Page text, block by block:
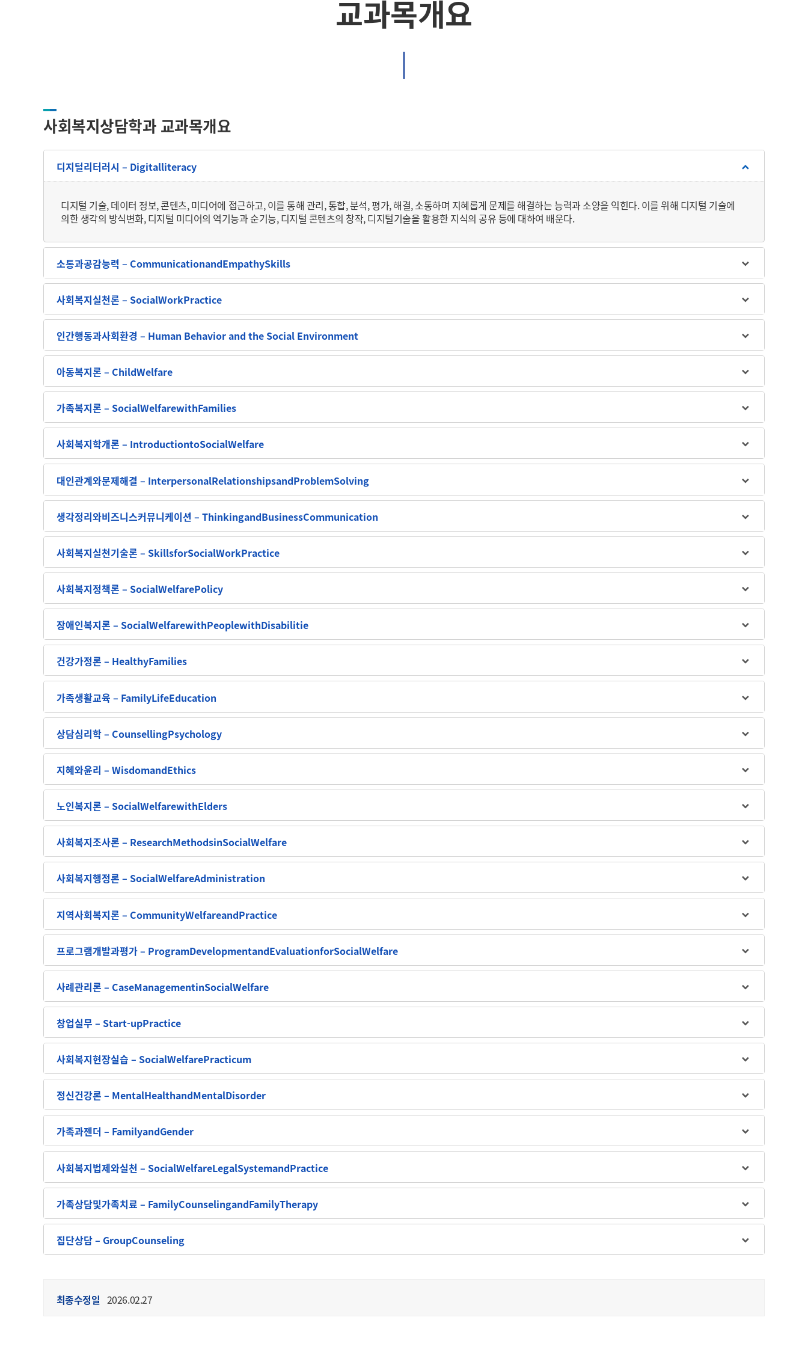
교과목개요
사회복지상담학과 교과목개요
디지털리터러시 – Digitalliteracy
디지털 기술, 데이터 정보, 콘텐츠, 미디어에 접근하고, 이를 통해 관리, 통합, 분석, 평가, 해결, 소통하며 지혜롭게 문제를 해결하는 능력과 소양을 익힌다. 이를 위해 디지털 기술에
의한 생각의 방식변화, 디지털 미디어의 역기능과 순기능, 디지털 콘텐츠의 창작, 디지털기술을 활용한 지식의 공유 등에 대하여 배운다.
소통과공감능력 – CommunicationandEmpathySkills
사회복지실천론 – SocialWorkPractice
인간행동과사회환경 – Human Behavior and the Social Environment
아동복지론 – ChildWelfare
가족복지론 – SocialWelfarewithFamilies
사회복지학개론 – IntroductiontoSocialWelfare
대인관계와문제해결 – InterpersonalRelationshipsandProblemSolving
생각정리와비즈니스커뮤니케이션 – ThinkingandBusinessCommunication
사회복지실천기술론 – SkillsforSocialWorkPractice
사회복지정책론 – SocialWelfarePolicy
장애인복지론 – SocialWelfarewithPeoplewithDisabilitie
건강가정론 – HealthyFamilies
가족생활교육 – FamilyLifeEducation
상담심리학 – CounsellingPsychology
지혜와윤리 – WisdomandEthics
노인복지론 – SocialWelfarewithElders
사회복지조사론 – ResearchMethodsinSocialWelfare
사회복지행정론 – SocialWelfareAdministration
지역사회복지론 – CommunityWelfareandPractice
프로그램개발과평가 – ProgramDevelopmentandEvaluationforSocialWelfare
사례관리론 – CaseManagementinSocialWelfare
창업실무 – Start-upPractice
사회복지현장실습 – SocialWelfarePracticum
정신건강론 – MentalHealthandMentalDisorder
가족과젠더 – FamilyandGender
사회복지법제와실천 – SocialWelfareLegalSystemandPractice
가족상담및가족치료 – FamilyCounselingandFamilyTherapy
집단상담 – GroupCounseling
최종수정일 2026.02.27